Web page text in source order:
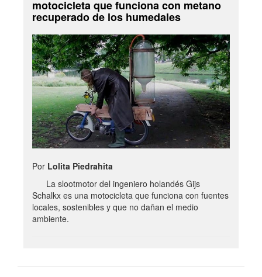
motocicleta que funciona con metano
recuperado de los humedales
Por Lolita Piedrahita
La slootmotor del ingeniero holandés Gijs
Schalkx es una motocicleta que funciona con fuentes
locales, sostenibles y que no dañan el medio
ambiente.